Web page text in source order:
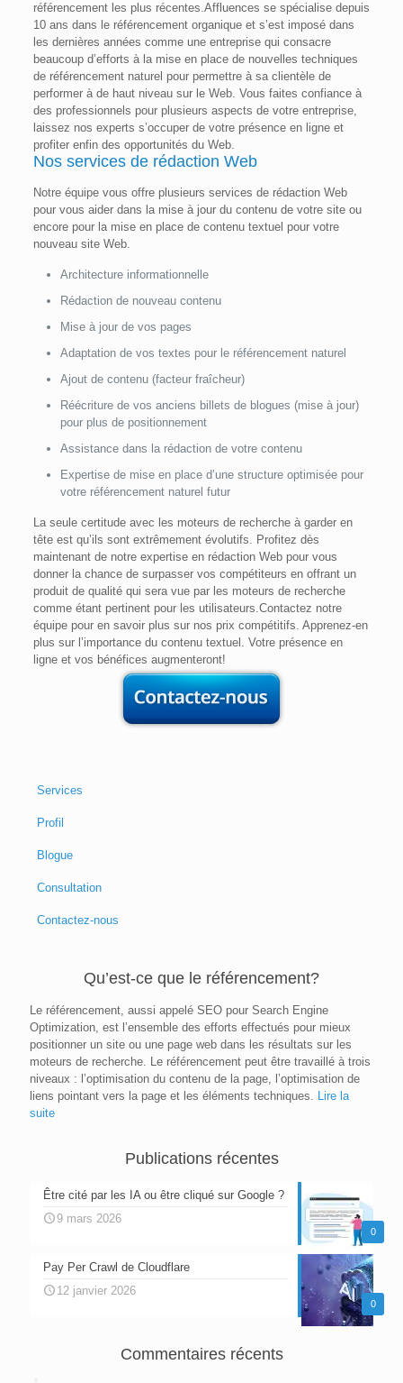
référencement les plus récentes.Affluences se spécialise depuis
10 ans dans le référencement organique et s’est imposé dans
les dernières années comme une entreprise qui consacre
beaucoup d’efforts à la mise en place de nouvelles techniques
de référencement naturel pour permettre à sa clientèle de
performer à de haut niveau sur le Web. Vous faites confiance à
des professionnels pour plusieurs aspects de votre entreprise,
laissez nos experts s’occuper de votre présence en ligne et
profiter enfin des opportunités du Web.
Nos services de rédaction Web
Notre équipe vous offre plusieurs services de rédaction Web
pour vous aider dans la mise à jour du contenu de votre site ou
encore pour la mise en place de contenu textuel pour votre
nouveau site Web.
Architecture informationnelle
Rédaction de nouveau contenu
Mise à jour de vos pages
Adaptation de vos textes pour le référencement naturel
Ajout de contenu (facteur fraîcheur)
Réécriture de vos anciens billets de blogues (mise à jour)
pour plus de positionnement
Assistance dans la rédaction de votre contenu
Expertise de mise en place d’une structure optimisée pour
votre référencement naturel futur
La seule certitude avec les moteurs de recherche à garder en
tête est qu’ils sont extrêmement évolutifs. Profitez dès
maintenant de notre expertise en rédaction Web pour vous
donner la chance de surpasser vos compétiteurs en offrant un
produit de qualité qui sera vue par les moteurs de recherche
comme étant pertinent pour les utilisateurs.Contactez notre
équipe pour en savoir plus sur nos prix compétitifs. Apprenez-en
plus sur l’importance du contenu textuel. Votre présence en
ligne et vos bénéfices augmenteront!
Services
Profil
Blogue
Consultation
Contactez-nous
Qu’est-ce que le référencement?
Le référencement, aussi appelé SEO pour Search Engine
Optimization, est l’ensemble des efforts effectués pour mieux
positionner un site ou une page web dans les résultats sur les
moteurs de recherche. Le référencement peut être travaillé à trois
niveaux : l’optimisation du contenu de la page, l’optimisation de
liens pointant vers la page et les éléments techniques. Lire la
suite
Publications récentes
0
Être cité par les IA ou être cliqué sur Google ?
9 mars 2026
0
Pay Per Crawl de Cloudflare
12 janvier 2026
Commentaires récents